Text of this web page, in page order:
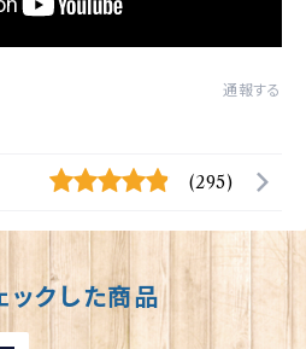
通報する
(295)
ックした商品